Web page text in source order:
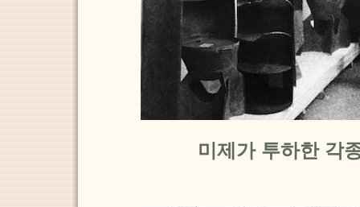
미제가 투하한 각